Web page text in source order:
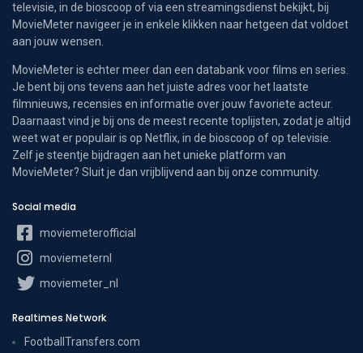
televisie, in de bioscoop of via een streamingsdienst bekijkt, bij
MovieMeter navigeer je in enkele klikken naar hetgeen dat voldoet
aan jouw wensen.
MovieMeter is echter meer dan een databank voor films en series.
Je bent bij ons tevens aan het juiste adres voor het laatste
filmnieuws, recensies en informatie over jouw favoriete acteur.
Daarnaast vind je bij ons de meest recente toplijsten, zodat je altijd
weet wat er populair is op Netflix, in de bioscoop of op televisie.
Zelf je steentje bijdragen aan het unieke platform van
MovieMeter? Sluit je dan vrijblijvend aan bij onze community.
Social media
moviemeterofficial
moviemeternl
moviemeter_nl
Realtimes Network
FootballTransfers.com